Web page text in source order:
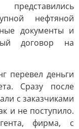
нефтяной
документы и
договор на
перевел деньги
Сразу после
с заказчиками
и не поступило.
фирма, с